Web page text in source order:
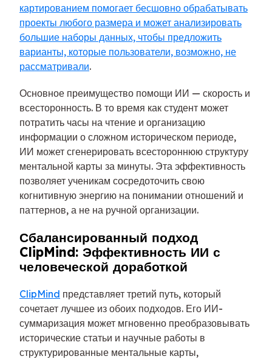
картированием помогает бесшовно обрабатывать
проекты любого размера и может анализировать
большие наборы данных, чтобы предложить
варианты, которые пользователи, возможно, не
рассматривали.
Основное преимущество помощи ИИ — скорость и
всесторонность. В то время как студент может
потратить часы на чтение и организацию
информации о сложном историческом периоде,
ИИ может сгенерировать всестороннюю структуру
ментальной карты за минуты. Эта эффективность
позволяет ученикам сосредоточить свою
когнитивную энергию на понимании отношений и
паттернов, а не на ручной организации.
Сбалансированный подход
ClipMind: Эффективность ИИ с
человеческой доработкой
ClipMind представляет третий путь, который
сочетает лучшее из обоих подходов. Его ИИ-
суммаризация может мгновенно преобразовывать
исторические статьи и научные работы в
структурированные ментальные карты,